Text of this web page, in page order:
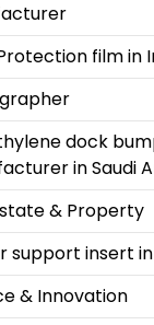
film in
dock
in Saudi
& Property
support insert
& Innovation